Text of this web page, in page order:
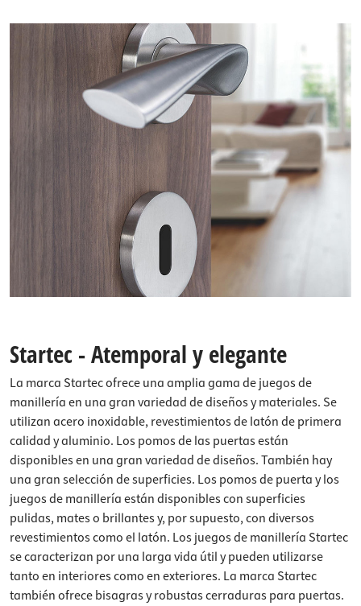
Startec - Atemporal y elegante
La marca Startec ofrece una amplia gama de juegos de
manillería en una gran variedad de diseños y materiales. Se
utilizan acero inoxidable, revestimientos de latón de primera
calidad y aluminio. Los pomos de las puertas están
disponibles en una gran variedad de diseños. También hay
una gran selección de superficies. Los pomos de puerta y los
juegos de manillería están disponibles con superficies
pulidas, mates o brillantes y, por supuesto, con diversos
revestimientos como el latón. Los juegos de manillería Startec
se caracterizan por una larga vida útil y pueden utilizarse
tanto en interiores como en exteriores. La marca Startec
también ofrece bisagras y robustas cerraduras para puertas.